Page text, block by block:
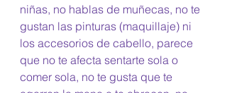
niñas, no hablas de muñecas, no te
gustan las pinturas (maquillaje) ni
los accesorios de cabello, parece
que no te afecta sentarte sola o
comer sola, no te gusta que te